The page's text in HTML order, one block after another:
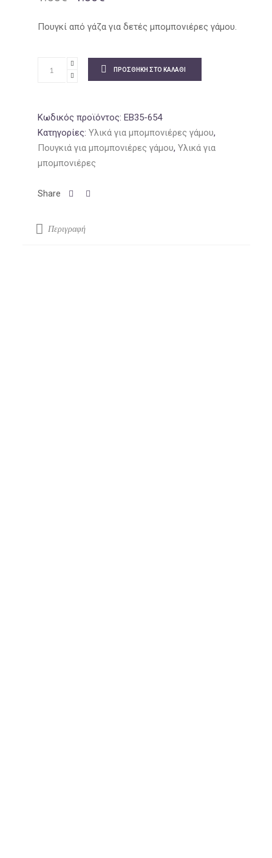
was:
τιμή
1.36€.
Πουγκί από γάζα για δετές μπομπονιέρες γάμου.
ΠΡΟΣΘΉΚΗ ΣΤΟ ΚΑΛΆΘΙ
Κωδικός προϊόντος: EB35-654
Κατηγορίες: Υλικά για μπομπονιέρες γάμου,
Πουγκιά για μπομπονιέρες γάμου, Υλικά για
μπομπονιέρες
Περιγραφή